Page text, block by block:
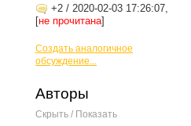
+2 / 2020-02-03 17:26:07,
[не прочитана]
Создать аналогичное
обсуждение...
Авторы
Скрыть / Показать